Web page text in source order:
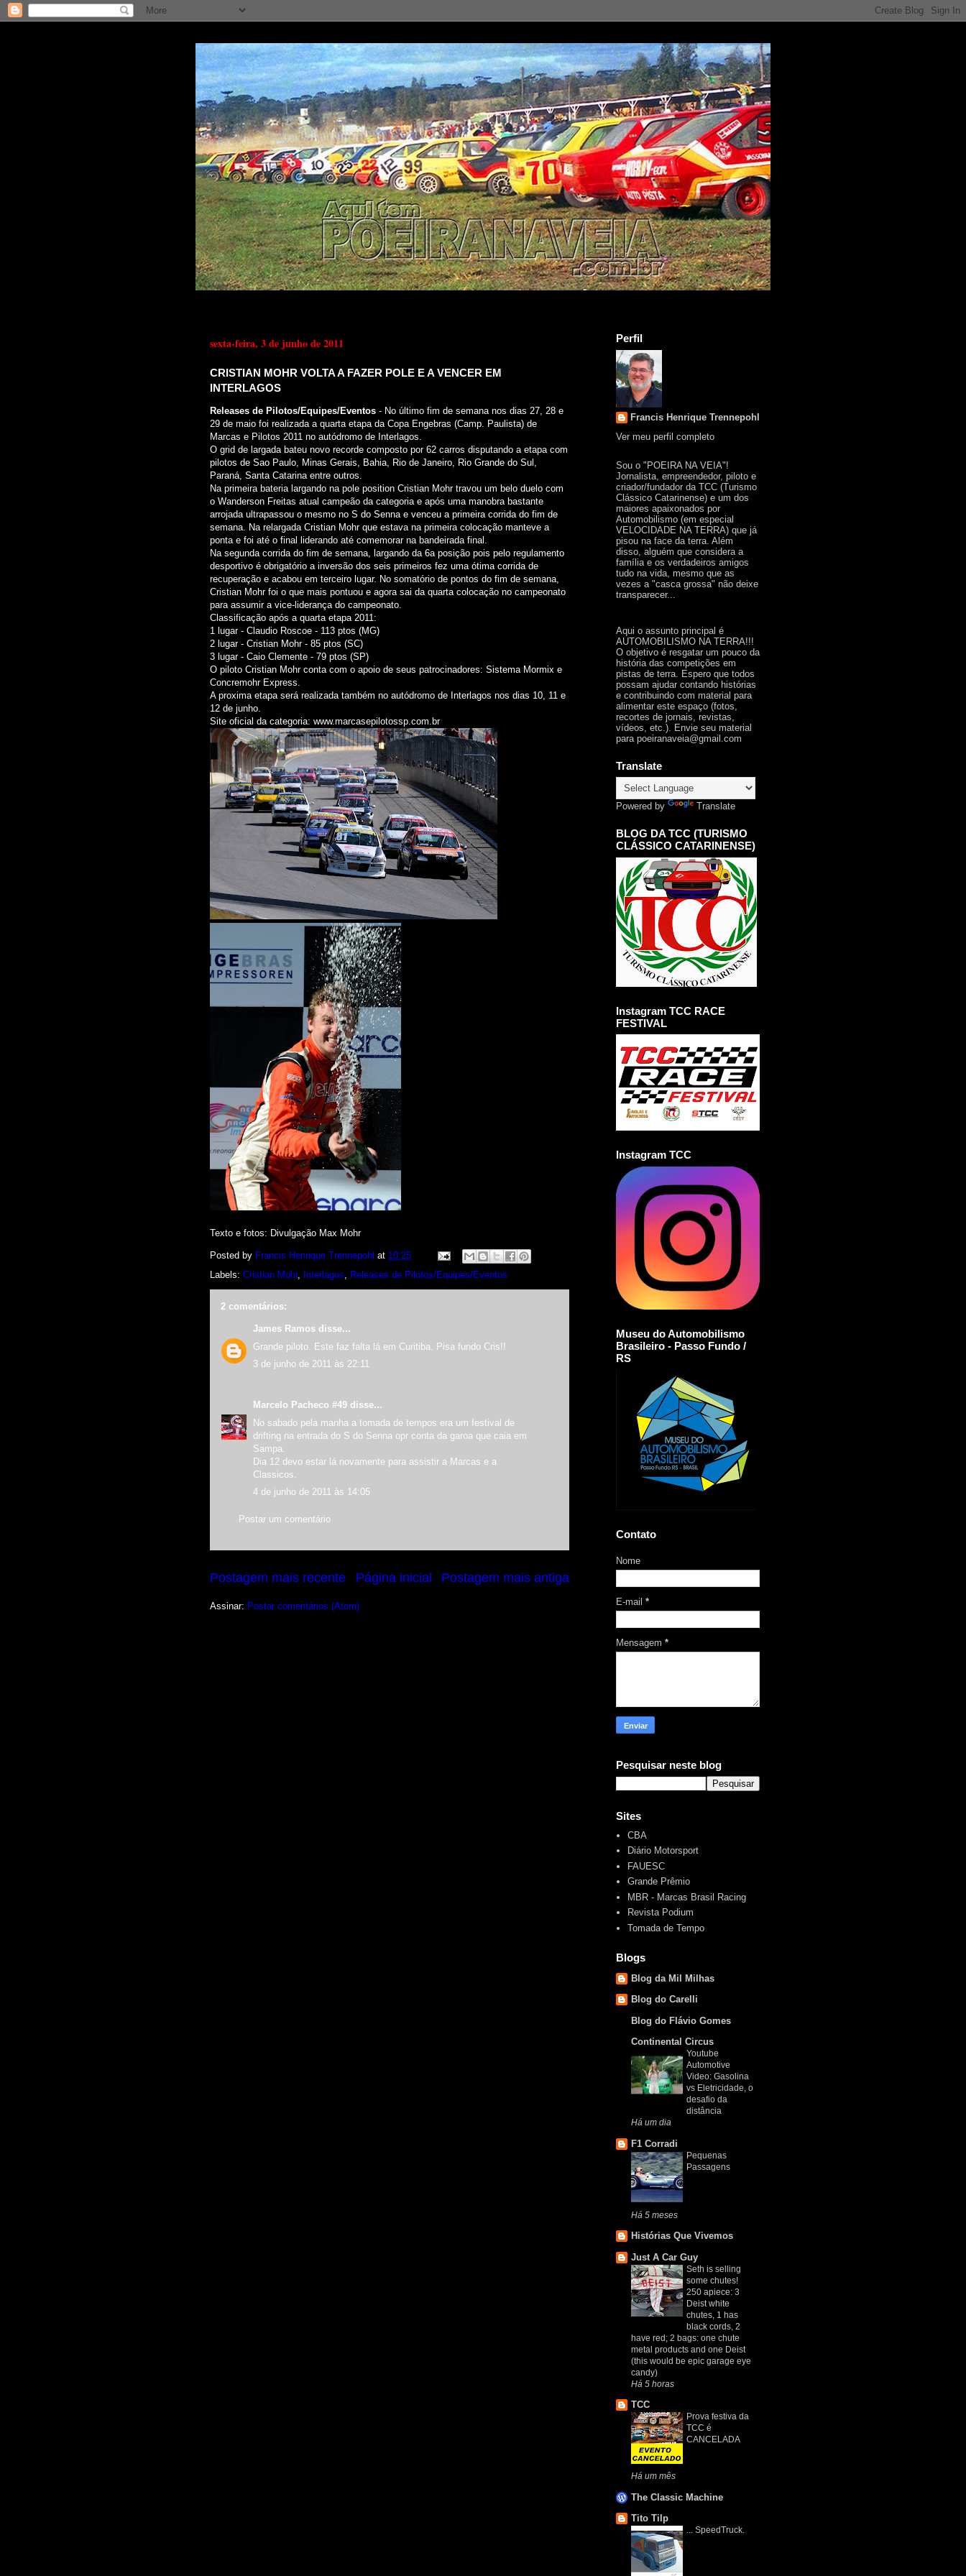
sexta-feira, 3 de junho de 2011
CRISTIAN MOHR VOLTA A FAZER POLE E A VENCER EM
INTERLAGOS
Releases de Pilotos/Equipes/Eventos - No último fim de semana nos dias 27, 28 e
29 de maio foi realizada a quarta etapa da Copa Engebras (Camp. Paulista) de
Marcas e Pilotos 2011 no autódromo de Interlagos.
O grid de largada bateu novo recorde composto por 62 carros disputando a etapa com
pilotos de Sao Paulo, Minas Gerais, Bahia, Rio de Janeiro, Rio Grande do Sul,
Paraná, Santa Catarina entre outros.
Na primeira bateria largando na pole position Cristian Mohr travou um belo duelo com
o Wanderson Freitas atual campeão da categoria e após uma manobra bastante
arrojada ultrapassou o mesmo no S do Senna e venceu a primeira corrida do fim de
semana. Na relargada Cristian Mohr que estava na primeira colocação manteve a
ponta e foi até o final liderando até comemorar na bandeirada final.
Na segunda corrida do fim de semana, largando da 6a posição pois pelo regulamento
desportivo é obrigatório a inversão dos seis primeiros fez uma ótima corrida de
recuperação e acabou em terceiro lugar. No somatório de pontos do fim de semana,
Cristian Mohr foi o que mais pontuou e agora sai da quarta colocação no campeonato
para assumir a vice-liderança do campeonato.
Classificação após a quarta etapa 2011:
1 lugar - Claudio Roscoe - 113 ptos (MG)
2 lugar - Cristian Mohr - 85 ptos (SC)
3 lugar - Caio Clemente - 79 ptos (SP)
O piloto Cristian Mohr conta com o apoio de seus patrocinadores: Sistema Mormix e
Concremohr Express.
A proxima etapa será realizada também no autódromo de Interlagos nos dias 10, 11 e
12 de junho.
Site oficial da categoria: www.marcasepilotossp.com.br
Texto e fotos: Divulgação Max Mohr
Posted by Francis Henrique Trennepohl at 10:25
Labels: Cristian Mohr, Interlagos, Releases de Pilotos/Equipes/Eventos
2 comentários:
James Ramos disse...
Grande piloto. Este faz falta lá em Curitiba. Pisa fundo Cris!!
3 de junho de 2011 às 22:11
Marcelo Pacheco #49 disse...
No sabado pela manha a tomada de tempos era um festival de
drifting na entrada do S do Senna opr conta da garoa que caia em
Sampa.
Dia 12 devo estar lá novamente para assistir a Marcas e a
Classicos.
4 de junho de 2011 às 14:05
Postar um comentário
Postagem mais recente Postagem mais antiga
Página inicial
Assinar: Postar comentários (Atom)
Perfil
Francis Henrique Trennepohl
Ver meu perfil completo
Sou o "POEIRA NA VEIA"!
Jornalista, empreendedor, piloto e
criador/fundador da TCC (Turismo
Clássico Catarinense) e um dos
maiores apaixonados por
Automobilismo (em especial
VELOCIDADE NA TERRA) que já
pisou na face da terra. Além
disso, alguém que considera a
família e os verdadeiros amigos
tudo na vida, mesmo que as
vezes a "casca grossa" não deixe
transparecer...
Aqui o assunto principal é
AUTOMOBILISMO NA TERRA!!!
O objetivo é resgatar um pouco da
história das competições em
pistas de terra. Espero que todos
possam ajudar contando histórias
e contribuindo com material para
alimentar este espaço (fotos,
recortes de jornais, revistas,
vídeos, etc.). Envie seu material
para poeiranaveia@gmail.com
Translate
Powered by Translate
BLOG DA TCC (TURISMO
CLÁSSICO CATARINENSE)
Instagram TCC RACE
FESTIVAL
Instagram TCC
Museu do Automobilismo
Brasileiro - Passo Fundo /
RS
Contato
Nome
E-mail *
Mensagem *
Pesquisar neste blog
Sites
CBA
Diário Motorsport
FAUESC
Grande Prêmio
MBR - Marcas Brasil Racing
Revista Podium
Tomada de Tempo
Blogs
Blog da Mil Milhas
Blog do Carelli
Blog do Flávio Gomes
Continental Circus
Youtube
Automotive
Video: Gasolina
vs Eletricidade, o
desafio da
distância
Há um dia
F1 Corradi
Pequenas
Passagens
Há 5 meses
Histórias Que Vivemos
Just A Car Guy
Seth is selling
some chutes!
250 apiece: 3
Deist white
chutes, 1 has
black cords, 2
have red; 2 bags: one chute
metal products and one Deist
(this would be epic garage eye
candy)
Há 5 horas
TCC
Prova festiva da
TCC é
CANCELADA
Há um mês
The Classic Machine
Tito Tilp
... SpeedTruck.